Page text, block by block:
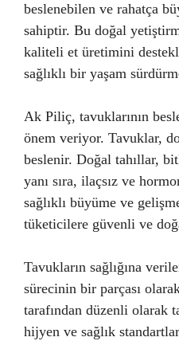
beslenebilen ve rahatça
sahiptir. Bu doğal
kaliteli et üretimini
sağlıklı bir yaşam
Ak Piliç, tavuklarının
önem veriyor. Tavuklar,
beslenir. Doğal tahıllar,
yanı sıra, ilaçsız ve
sağlıklı büyüme ve
tüketicilere güvenli ve
Tavukların sağlığına
sürecinin bir parçası
tarafından düzenli olarak
hijyen ve sağlık